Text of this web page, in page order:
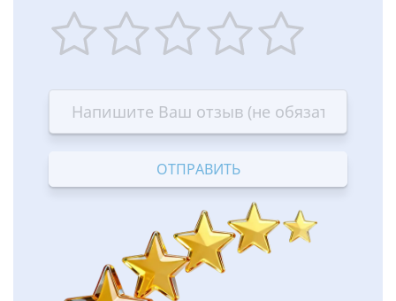
star
Terrible
stars
—
Bad
stars
—
OK
stars
—
Good
stars
—
Excellent